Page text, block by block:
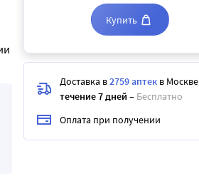
Купить
Доставка в2759 аптек в Москве
течение 7 дней – Бесплатно
Оплата при получении